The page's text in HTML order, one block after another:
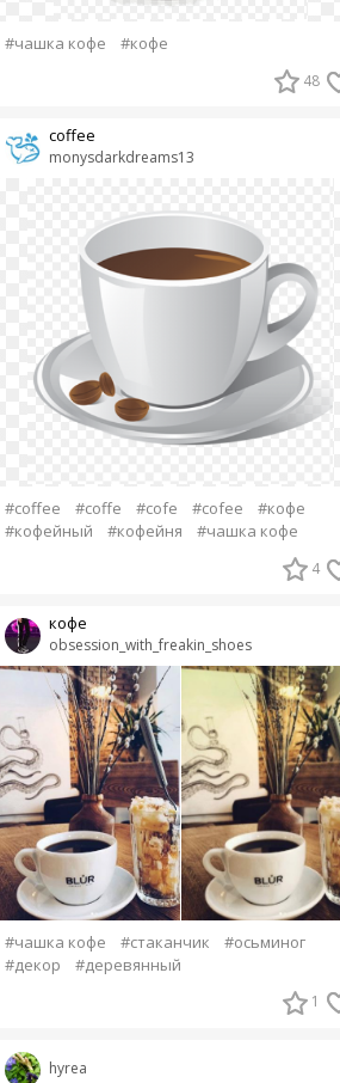
#чашка кофе #кофе
48
monysdarkdreams13
coffee
#coffee #coffe #cofe #cofee
#кофе
#кофейный
#кофейня #чашка кофе
4
obsession_with_freakin_shoes
кофе
#чашка кофе #стаканчик
#осьминог
#декор
#деревянный
1
hyrea